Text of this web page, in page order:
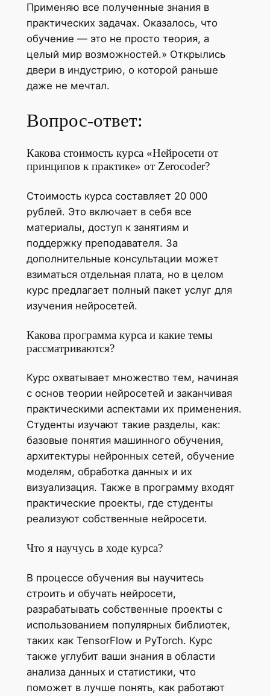
Применяю все полученные знания в
практических задачах. Оказалось, что
обучение — это не просто теория, а
целый мир возможностей.» Открылись
двери в индустрию, о которой раньше
даже не мечтал.
Вопрос-ответ:
Какова стоимость курса «Нейросети от
принципов к практике» от Zerocoder?
Стоимость курса составляет 20 000
рублей. Это включает в себя все
материалы, доступ к занятиям и
поддержку преподавателя. За
дополнительные консультации может
взиматься отдельная плата, но в целом
курс предлагает полный пакет услуг для
изучения нейросетей.
Какова программа курса и какие темы
рассматриваются?
Курс охватывает множество тем, начиная
с основ теории нейросетей и заканчивая
практическими аспектами их применения.
Студенты изучают такие разделы, как:
базовые понятия машинного обучения,
архитектуры нейронных сетей, обучение
моделям, обработка данных и их
визуализация. Также в программу входят
практические проекты, где студенты
реализуют собственные нейросети.
Что я научусь в ходе курса?
В процессе обучения вы научитесь
строить и обучать нейросети,
разрабатывать собственные проекты с
использованием популярных библиотек,
таких как TensorFlow и PyTorch. Курс
также углубит ваши знания в области
анализа данных и статистики, что
поможет в лучше понять, как работают